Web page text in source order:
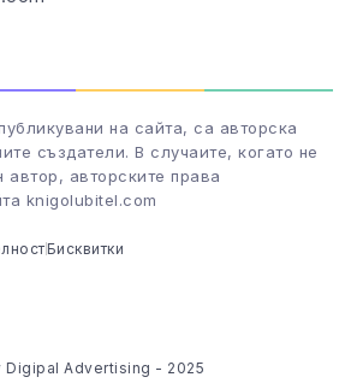
на сайта, са авторска
създатели. В случаите, когато не
автор, авторските права
knigolubitel.com
Бисквитки
Digipal Advertising - 2025